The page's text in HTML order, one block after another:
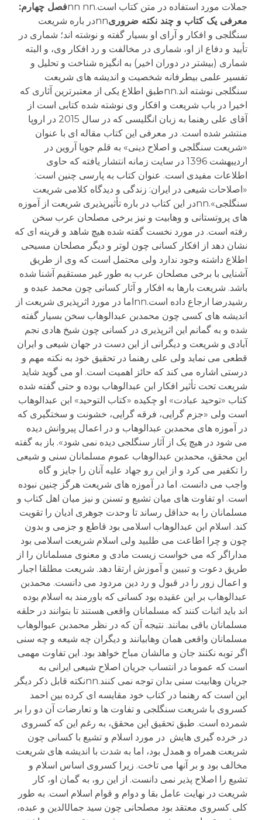
جملات مورد استفاده در متن کتاب است.nn nn
فصل چهارم:
معرفی یک کتاب و چند نکته ضروری
nnدر باره شریعت
سنگلجی و افکار و آرای او بسیار گفته و نوشته اند؛ شماری در
تأیید و دفاع از او، شماری در مخالفت و رد افکار وی، و البته
شماری (بیشتر در دوران اخیر) به انگیزه شناخت و تحلیل و
تفسیر علمی بیطرفانه شخصیت و اندیشه های شریعت
سنگلجی نوشته اند.nnطبق اطلاع یکی از معتبرترین آثاری که
اخیرا در باب شریعت و افکار وی نوشته شده کتابی است از
آقای علی رهنما به زبان انگلیسی که در سال 2015 در اروپا
منتشر شده است. در معرفی این کتاب مقاله ای با عنوان
«شریعت سنگلجی و اصلاح دینی» به قلم جویا آروین در
اردیبهشت 1396 در سایت زمانه انتشار یافته که حاوی
اطلاعات مفیدی است. عنوان کتاب به پارسی چنین است:
«اصلاحات شیعی در ایران: زندگی و دیدگاه کلامی شریعت
سنگلجی».nnدر این کتاب در باره تأثیرپذیری شریعت از آموزه
های پروتستانی و وهابیت و نیز برخی مصلحان عرب سخن
رفته است. در مورد نخست گفته شده هیچ شاهد و قرینه ای که
نشان دهد از افکار کسانی چون لوتر و دیگر مصلحان مسیحی
اطلاع داشته وجود ندارد ولی محتمل است که وی از طریق
آشنایی با برخی مصلحان عرب به طور غیر مستقیم آشنا شده
باشد. شریعت بارها به افکار و آثار کسانی چون محمد عبده و
رشیدرضا ارجاع داده است.nnاما در مورد اثرپذیری شریعت از
اندیشه های کسی چون محمدبن عبدالوهاب سخن بسیار گفته
شده و به گمانم این اثرپذیری در کسانی چون شیخ هادی نجم
آبادی و شریعت و دیگرانی از این دست در جهان شیعی و ایران
قطعی می نماید ولی علی رهنما در تحقیق خود به نکته مهم و
درستی اشاره می کند که حائز اهمیت است. او می گوید شاید
شریعت تحت تأثیر افکار ابن عبدالوهاب بوده و حتی گفته شده
کتاب «توحید عبادت» او چکیده «کتاب التوحید» ابن عبدالوهاب
است ولی «جزم گرایی، فرقه گرایی، خشونت و سختگیری که
در آموزه های محمدبن عبدالوهاب و در اعمال پیروانش دیده
می شود در هیچ یک از آثار سنگلجی دیده نمی شود». باز به گفته
این محقق، محمدبن عبدالوهاب عموم مسلمانان سنی و شیعی
را تکفیر می کرد و از این رو جهاد علیه آنان را جایز و گاه
واجب می دانست. اما در آموزه های شریعت هرگز چنین نبوده
است. او تفاوت های میان تشیع و تسنن و نیز میان اهل کتاب و
مسلمانان را به حداقل رساند تا وحدت جوهری ادیان را تقویت
کند. اسلام ابن عبدالوهاب اسلامی بود قاطع و جزمی و بدون
چون و چرا اطاعت می طلبید ولی اسلام شریعت اسلامی بود
مداراگر که می خواست زیست مادی و معنوی مسلمانان را از
طریق دعوت و تبیین و آموزش ارتقا دهد. شریعت مطلقا اجبار
و اعمال زور را در قبول و رد دین مردود می دانست. محمدبن
عبدالوهاب بر این عقیده بود کسانی که باورمند به اسلام بوده
اند باید اثبات کنند که مسلمانان واقعی هستند تا بتوانند در حلقه
مسلمانان باقی بمانند. نتیجه آن که در نظر محمدبن عبوالوهاب
مسلمانان واقعی همان وهابیانند و دیگران چه شیعه و چه سنی
اگر توبه نکنند جان و مالشان مباح خواهد بود. این تفاوت مهمی
است که عموما در انتساب جریان اصلاح شیعی ایرانی به
جریان وهابیت سنی بدان توجه نمی کنند.nnنکته قابل ذکر دیگر
این است که رهنما در کتاب خود مقایسه ای کرده بین احمد
کسروی با شریعت سنگلجی و تفاوت ها و تعارضات آن دو را بر
شمرده است. طبق تحقیق این محقق، به رغم این که کسروی
در خرده گیری هایش در مورد اسلام و تشیع با کسانی چون
شریعت همراه و همدل بود، اما به شدت با اندیشه های شریعت
مخالف بود و بر آنها می تاخت. زیرا کسروی اساس اسلام و
تشیع را اصلاح پذیر نمی دانست. از این رو، به گمان او، کار
شریعت در نهایت عامل بقا و دوام و قوام اسلام است. به طور
کلی کسروی معتقد بود مصلحانی چون سید جمال­الدین و عبده،